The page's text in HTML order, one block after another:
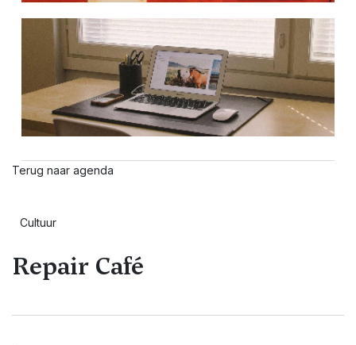
Terug naar agenda
Cultuur
Repair Café